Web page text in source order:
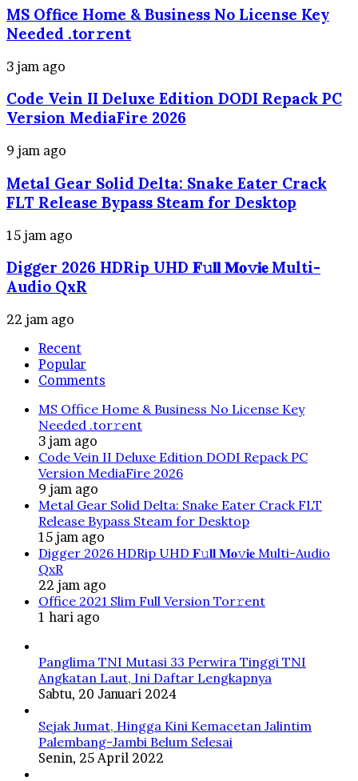
MS Office Home & Business No License Key
Needed .tоr𝚛еnt
3 jam ago
Code Vein II Deluxe Edition DODI Repack PC
Version MediaFire 2026
9 jam ago
Metal Gear Solid Delta: Snake Eater Crack
FLT Release Bypass Steam for Desktop
15 jam ago
Digger 2026 HDRip UHD 𝐅𝚞𝐥𝐥 𝐌𝐨𝚟𝐢𝐞 Multi-
Audio QxR
22 jam ago
Recent
Popular
Comments
MS Office Home & Business No License Key
Needed .tоr𝚛еnt
3 jam ago
Code Vein II Deluxe Edition DODI Repack PC
Version MediaFire 2026
9 jam ago
Metal Gear Solid Delta: Snake Eater Crack FLT
Release Bypass Steam for Desktop
15 jam ago
Digger 2026 HDRip UHD 𝐅𝚞𝐥𝐥 𝐌𝐨𝚟𝐢𝐞 Multi-Audio
QxR
22 jam ago
Office 2021 Slim Full Version Tor𝚛ent
1 hari ago
Panglima TNI Mutasi 33 Perwira Tinggi TNI
Angkatan Laut, Ini Daftar Lengkapnya
Sabtu, 20 Januari 2024
Sejak Jumat, Hingga Kini Kemacetan Jalintim
Palembang-Jambi Belum Selesai
Senin, 25 April 2022